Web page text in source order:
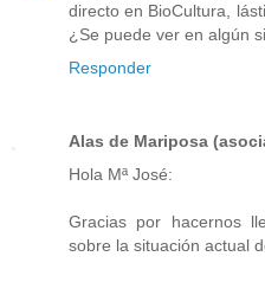
directo en BioCultura,
¿Se puede ver en algún
Responder
Alas de Mariposa
Hola Mª José:
Gracias por hacernos
sobre la situación actual